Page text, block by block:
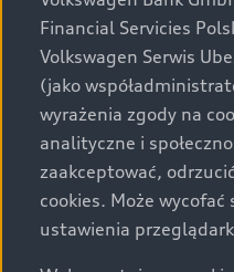
za dopłatą. Wiążące
specyfikacji pojazdu
określenie parametrów
świadectwo homologacji
sobie prawo do zmian i
prezentowane na stronie
zamieszczania. W celu
informacji prosimy
Audi.
Financial Servicies
Volkswagen Serwis
(jako
wyrażenia zgody na
analityczne i
zaakceptować,
cookies. Może
ustawienia